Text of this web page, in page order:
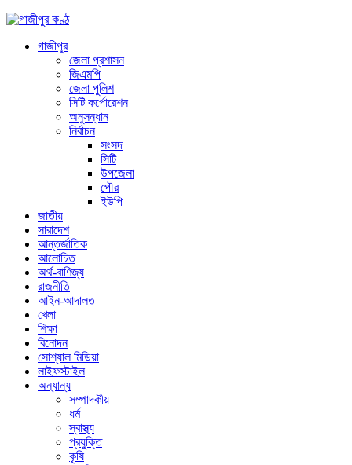
গাজীপুর
জেলা প্রশাসন
জিএমপি
জেলা পুলিশ
সিটি কর্পোরেশন
অনুসন্ধান
নির্বাচন
সংসদ
সিটি
উপজেলা
পৌর
ইউপি
জাতীয়
সারাদেশ
আন্তর্জাতিক
আলোচিত
অর্থ-বাণিজ্য
রাজনীতি
আইন-আদালত
খেলা
শিক্ষা
বিনোদন
সোশ্যাল মিডিয়া
লাইফস্টাইল
অন্যান্য
সম্পাদকীয়
ধর্ম
স্বাস্থ্য
প্রযুক্তি
কৃষি